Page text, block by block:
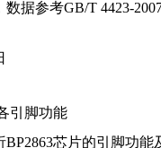
数据参考GB/T 4423-
引脚功能
芯片的引脚功能